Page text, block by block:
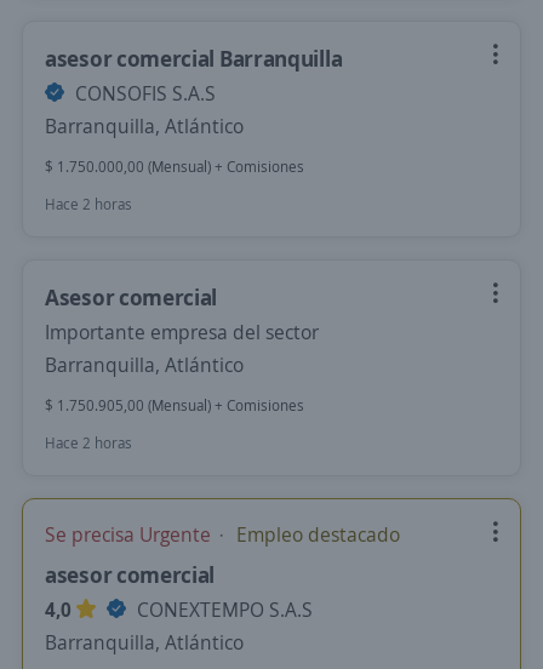
asesor comercial Barranquilla
CONSOFIS S.A.S
Barranquilla, Atlántico
$ 1.750.000,00 (Mensual) + Comisiones
Hace 2 horas
Asesor comercial
Importante empresa del sector
Barranquilla, Atlántico
$ 1.750.905,00 (Mensual) + Comisiones
Hace 2 horas
Se precisa Urgente Empleo destacado
asesor comercial
4,0
CONEXTEMPO S.A.S
Barranquilla, Atlántico